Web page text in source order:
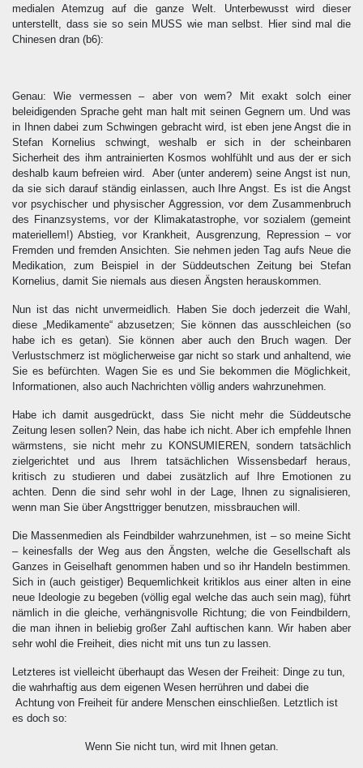
medialen Atemzug auf die ganze Welt. Unterbewusst wird dieser
unterstellt, dass sie so sein MUSS wie man selbst. Hier sind mal die
Chinesen dran (b6):
Genau: Wie vermessen – aber von wem? Mit exakt solch einer
beleidigenden Sprache geht man halt mit seinen Gegnern um. Und was
in Ihnen dabei zum Schwingen gebracht wird, ist eben jene Angst die in
Stefan Kornelius schwingt, weshalb er sich in der scheinbaren
Sicherheit des ihm antrainierten Kosmos wohlfühlt und aus der er sich
deshalb kaum befreien wird. Aber (unter anderem) seine Angst ist nun,
da sie sich darauf ständig einlassen, auch Ihre Angst. Es ist die Angst
vor psychischer und physischer Aggression, vor dem Zusammenbruch
des Finanzsystems, vor der Klimakatastrophe, vor sozialem (gemeint
materiellem!) Abstieg, vor Krankheit, Ausgrenzung, Repression – vor
Fremden und fremden Ansichten. Sie nehmen jeden Tag aufs Neue die
Medikation, zum Beispiel in der Süddeutschen Zeitung bei Stefan
Kornelius, damit Sie niemals aus diesen Ängsten herauskommen.
Nun ist das nicht unvermeidlich. Haben Sie doch jederzeit die Wahl,
diese „Medikamente“ abzusetzen; Sie können das ausschleichen (so
habe ich es getan). Sie können aber auch den Bruch wagen. Der
Verlustschmerz ist möglicherweise gar nicht so stark und anhaltend, wie
Sie es befürchten. Wagen Sie es und Sie bekommen die Möglichkeit,
Informationen, also auch Nachrichten völlig anders wahrzunehmen.
Habe ich damit ausgedrückt, dass Sie nicht mehr die Süddeutsche
Zeitung lesen sollen? Nein, das habe ich nicht. Aber ich empfehle Ihnen
wärmstens, sie nicht mehr zu KONSUMIEREN, sondern tatsächlich
zielgerichtet und aus Ihrem tatsächlichen Wissensbedarf heraus,
kritisch zu studieren und dabei zusätzlich auf Ihre Emotionen zu
achten. Denn die sind sehr wohl in der Lage, Ihnen zu signalisieren,
wenn man Sie über Angsttrigger benutzen, missbrauchen will.
Die Massenmedien als Feindbilder wahrzunehmen, ist – so meine Sicht
– keinesfalls der Weg aus den Ängsten, welche die Gesellschaft als
Ganzes in Geiselhaft genommen haben und so ihr Handeln bestimmen.
Sich in (auch geistiger) Bequemlichkeit kritiklos aus einer alten in eine
neue Ideologie zu begeben (völlig egal welche das auch sein mag), führt
nämlich in die gleiche, verhängnisvolle Richtung; die von Feindbildern,
die man ihnen in beliebig großer Zahl auftischen kann. Wir haben aber
sehr wohl die Freiheit, dies nicht mit uns tun zu lassen.
Letzteres ist vielleicht überhaupt das Wesen der Freiheit: Dinge zu tun,
die wahrhaftig aus dem eigenen Wesen herrühren und dabei die
Achtung von Freiheit für andere Menschen einschließen. Letztlich ist
es doch so:
Wenn Sie nicht tun, wird mit Ihnen getan.